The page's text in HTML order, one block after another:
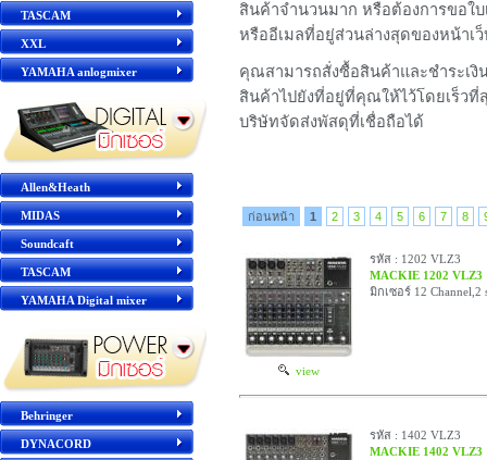
TASCAM
XXL
YAMAHA anlogmixer
Allen&Heath
MIDAS
Soundcaft
TASCAM
YAMAHA Digital mixer
Behringer
DYNACORD
สินค้าจำนวนมาก หรือต้องการขอใ
หรืออีเมลที่อยู่ส่วนล่างสุดของหน้าเ
คุณสามารถสั่งซื้อสินค้าและชำระเงิ
สินค้าไปยังที่อยู่ที่คุณให้ไว้โดยเร็ว
บริษัทจัดส่งพัสดุที่เชื่อถือได้
ก่อนหน้า 1 2 3 4 5 6 7 8
view
รหัส : 1202 VLZ3
MACKIE 1202 VLZ3
มิกเซอร์ 12 Channel,2
รหัส : 1402 VLZ3
MACKIE 1402 VLZ3